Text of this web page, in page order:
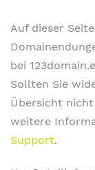
Auf dieser
bei
Sollten Sie
Übersicht
weitere
Support.